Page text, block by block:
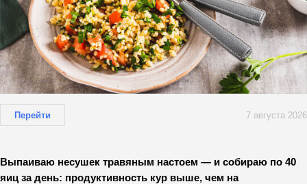
Перейти 7 августа 2026
Выпаиваю несушек травяным настоем — и собираю по 40
яиц за день: продуктивность кур выше, чем на